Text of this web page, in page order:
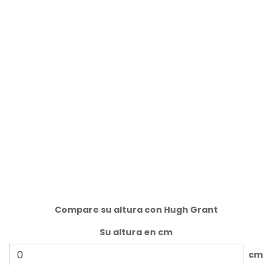
Compare su altura con Hugh Grant
Su altura en cm
cm